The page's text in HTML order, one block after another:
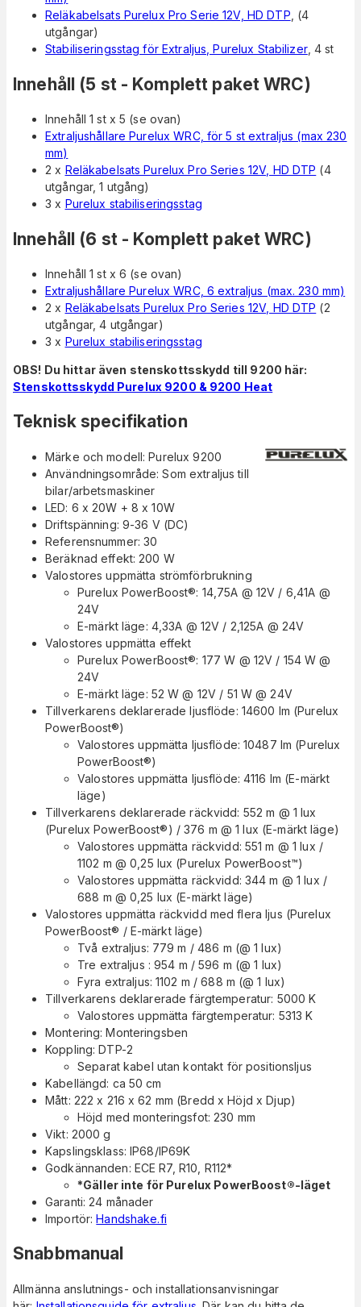
Reläkabelsats Purelux Pro Serie 12V, HD DTP , (4
utgångar)
Stabiliseringsstag för Extraljus, Purelux Stabilizer, 4 st
Innehåll (5 st - Komplett paket WRC)
Innehåll 1 st x 5 (se ovan)
Extraljushållare Purelux WRC, för 5 st extraljus (max 230
mm)
2 x Reläkabelsats Purelux Pro Series 12V, HD DTP (4
utgångar, 1 utgång)
3 x Purelux stabiliseringsstag
Innehåll (6 st - Komplett paket WRC)
Innehåll 1 st x 6 (se ovan)
Extraljushållare Purelux WRC, 6 extraljus (max. 230 mm)
2 x Reläkabelsats Purelux Pro Series 12V, HD DTP (2
utgångar, 4 utgångar)
3 x Purelux stabiliseringsstag
OBS! Du hittar även stenskottsskydd till 9200 här:
Stenskottsskydd Purelux 9200 & 9200 Heat
Teknisk specifikation
Märke och modell: Purelux 9200
Användningsområde: Som extraljus till
bilar/arbetsmaskiner
LED: 6 x 20W + 8 x 10W
Driftspänning: 9-36 V (DC)
Referensnummer: 30
Beräknad effekt: 200 W
Valostores uppmätta strömförbrukning
Purelux PowerBoost®: 14,75A @ 12V / 6,41A @
24V
E-märkt läge: 4,33A @ 12V / 2,125A @ 24V
Valostores uppmätta effekt
Purelux PowerBoost®: 177 W @ 12V / 154 W @
24V
E-märkt läge: 52 W @ 12V / 51 W @ 24V
Tillverkarens deklarerade ljusflöde: 14600 lm (Purelux
PowerBoost®)
Valostores uppmätta ljusflöde: 10487 lm (Purelux
PowerBoost®)
Valostores uppmätta ljusflöde: 4116 lm (E-märkt
läge)
Tillverkarens deklarerade räckvidd: 552 m @ 1 lux
(Purelux PowerBoost®) / 376 m @ 1 lux (E-märkt läge)
Valostores uppmätta räckvidd: 551 m @ 1 lux /
1102 m @ 0,25 lux (Purelux PowerBoost™)
Valostores uppmätta räckvidd: 344 m @ 1 lux /
688 m @ 0,25 lux (E-märkt läge)
Valostores uppmätta räckvidd med flera ljus (Purelux
PowerBoost® / E-märkt läge)
Två extraljus: 779 m / 486 m (@ 1 lux)
Tre extraljus : 954 m / 596 m (@ 1 lux)
Fyra extraljus: 1102 m / 688 m (@ 1 lux)
Tillverkarens deklarerade färgtemperatur: 5000 K
Valostores uppmätta färgtemperatur: 5313 K
Montering: Monteringsben
Koppling: DTP-2
Separat kabel utan kontakt för positionsljus
Kabellängd: ca 50 cm
Mått: 222 x 216 x 62 mm (Bredd x Höjd x Djup)
Höjd med monteringsfot: 230 mm
Vikt: 2000 g
Kapslingsklass: IP68/IP69K
Godkännanden: ECE R7, R10, R112*
*Gäller inte för Purelux PowerBoost®-läget
Garanti: 24 månader
Importör:Handshake.fi
Snabbmanual
Allmänna anslutnings- och installationsanvisningar